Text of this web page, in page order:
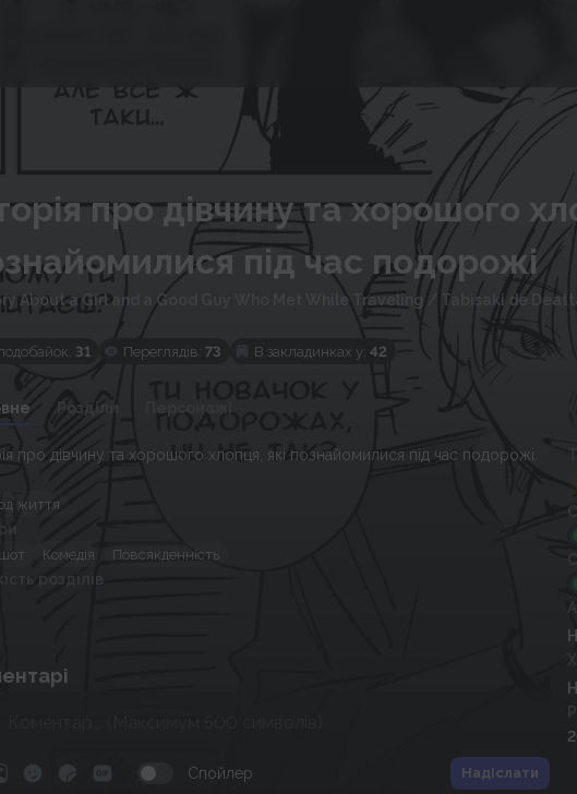
про дівчину та хорошого
під час подорожі
About a Girl and a Good Guy Who Met While Traveling Tabisaki de
31 Переглядів: 73 В закладинках у: 42
Розділи
про дівчину та хорошого хлопця, які познайомилися під час подорожі.
життя
Комедія Повсякденність
розділів
Спойлер Надіслати